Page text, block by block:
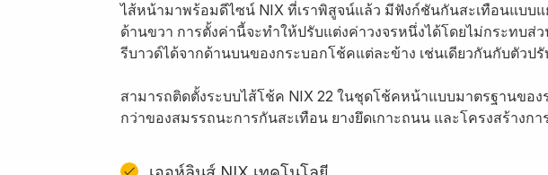
ไส้หน้ามาพร้อมดีไซน์ NIX ที่เราพิสูจน์แล้ว มีฟังก์ชันกันสะเทือนแบ
ด้านขวา การตั้งค่านี้จะทำให้ปรับแต่งค่าวงจรหนึ่งได้โดยไม่กระทบ
รีบาวด์ได้จากด้านบนของกระบอกโช้คแต่ละข้าง เช่นเดียวกันกับตัวปรั
สามารถติดตั้งระบบไส้โช้ค NIX 22 ในชุดโช้คหน้าแบบมาตรฐานขอ
กว่าของสมรรถนะการกันสะเทือน ยางยึดเกาะถนน และโครงสร้าง